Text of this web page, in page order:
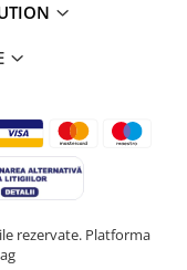
rezervate. Platforma